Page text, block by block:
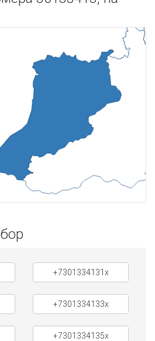
+7301334131x
+7301334133x
+7301334135x